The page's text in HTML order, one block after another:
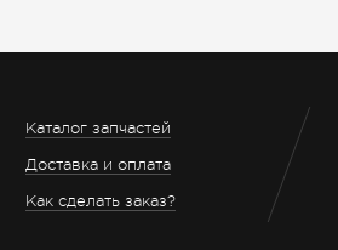
Каталог запчастей
Доставка и оплата
Как сделать заказ?